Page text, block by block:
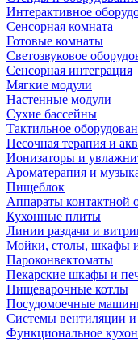
Интерактивное
Сенсорная комната
Готовые комнаты
Светозвуковое
Сенсорная интеграция
Мягкие модули
Настенные модули
Сухие бассейны
Тактильное
Песочная терапия и
Ионизаторы и
Ароматерапия и
Пищеблок
Аппараты контактной
Кухонные плиты
Линии раздачи и
Мойки, столы, шкафы
Пароконвектоматы
Пекарские шкафы и
Пищеварочные котлы
Посудомоечные
Системы вентиляции
Функциональное